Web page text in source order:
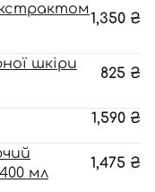
1,350 ₴
шкіри
825 ₴
1,590 ₴
мл
1,475 ₴